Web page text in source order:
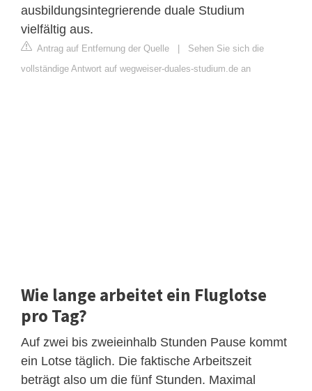
ausbildungsintegrierende duale Studium
vielfältig aus.
Antrag auf Entfernung der Quelle
Sehen Sie sich die
vollständige Antwort auf wegweiser-duales-studium.de an
Wie lange arbeitet ein Fluglotse
pro Tag?
Auf zwei bis zweieinhalb Stunden Pause kommt
ein Lotse täglich. Die faktische Arbeitszeit
beträgt also um die fünf Stunden. Maximal